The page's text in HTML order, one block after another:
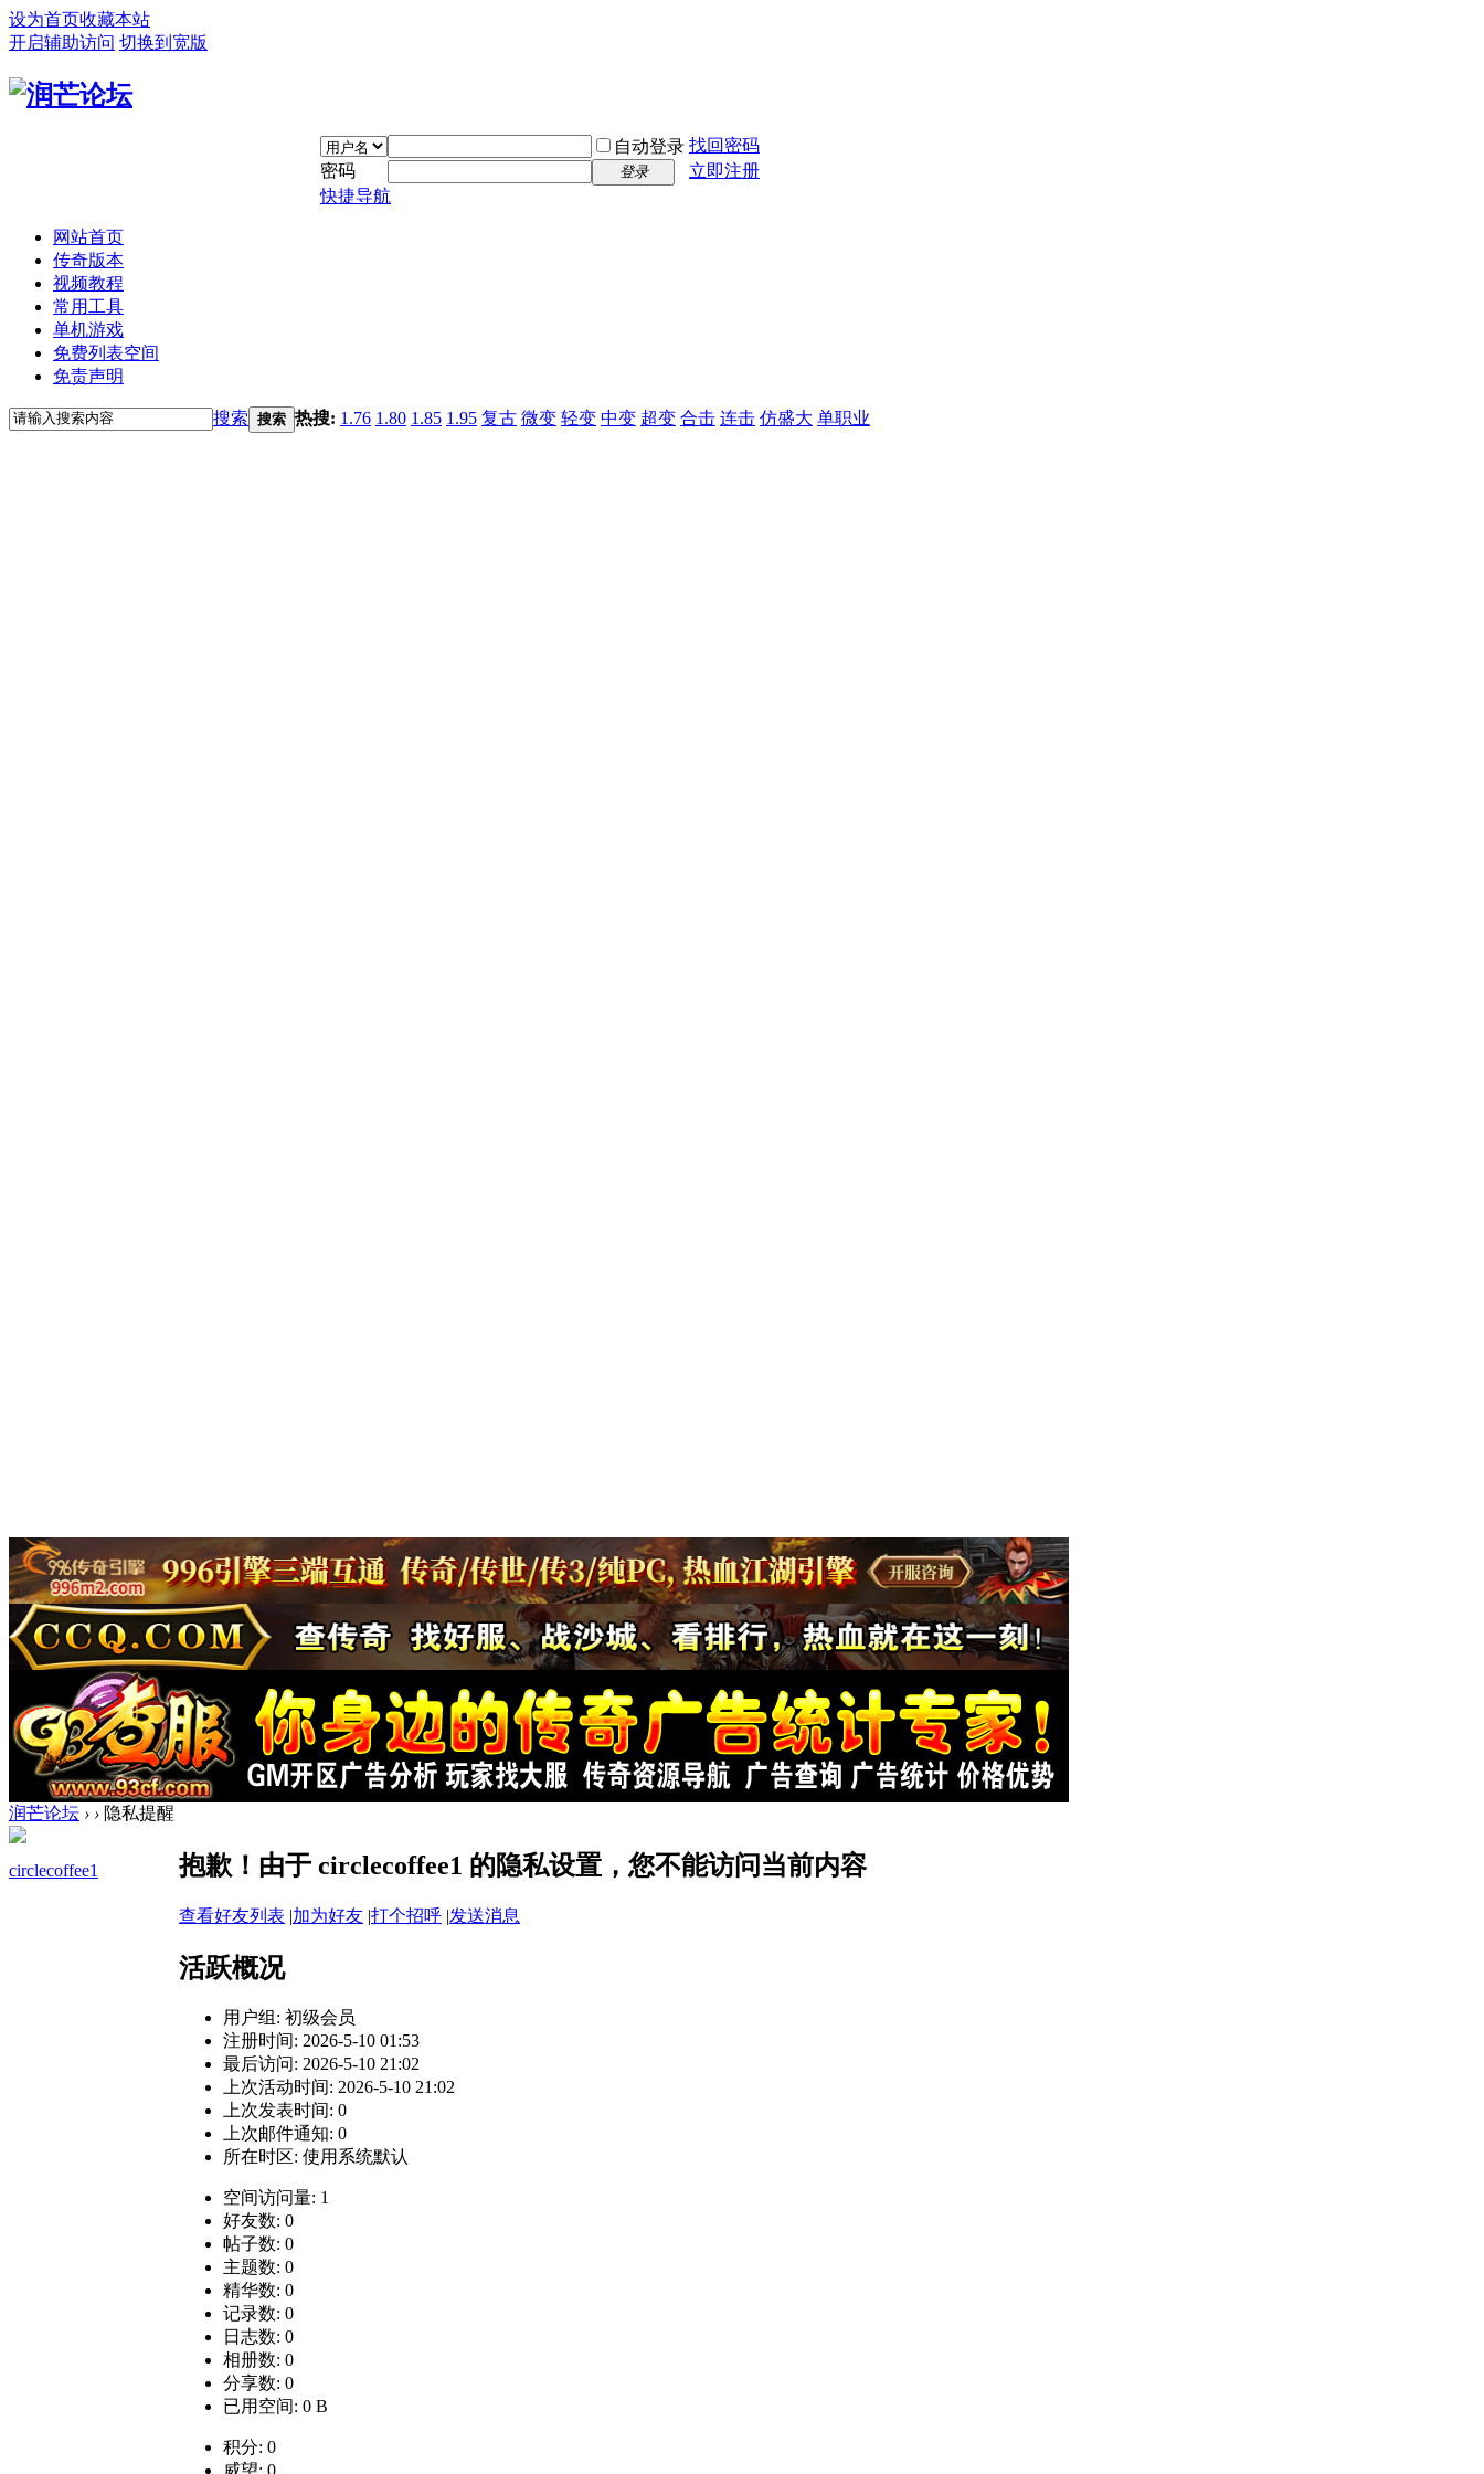
设为首页收藏本站
开启辅助访问 切换到宽版
自动登录 找回密码
密码
登录
立即注册
快捷导航
网站首页
传奇版本
视频教程
常用工具
单机游戏
免费列表空间
免责声明
搜索 搜索 热搜: 1.76 1.80 1.85 1.95 复古 微变 轻变 中变 超变 合击 连击 仿盛大 单职业
润芒论坛 › › 隐私提醒
circlecoffee1 抱歉！由于 circlecoffee1 的隐私设置，您不能访问当前内容
查看好友列表 |加为好友 |打个招呼 |发送消息
活跃概况
用户组: 初级会员
注册时间: 2026-5-10 01:53
最后访问: 2026-5-10 21:02
上次活动时间: 2026-5-10 21:02
上次发表时间: 0
上次邮件通知: 0
所在时区: 使用系统默认
空间访问量: 1
好友数: 0
帖子数: 0
主题数: 0
精华数: 0
记录数: 0
日志数: 0
相册数: 0
分享数: 0
已用空间: 0 B
积分: 0